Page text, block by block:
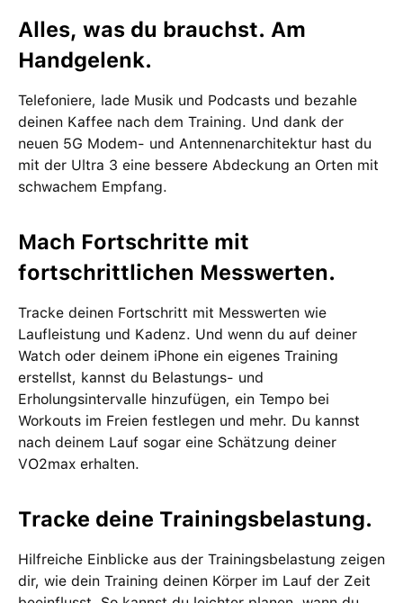
Alles, was du brauchst. Am
Handgelenk.
Telefoniere, lade Musik und Podcasts und bezahle
deinen Kaffee nach dem Training. Und dank der
neuen 5G Modem- und Antennenarchitektur hast du
mit der Ultra 3 eine bessere Abdeckung an Orten mit
schwachem Empfang.
Mach Fortschritte mit
fortschrittlichen Messwerten.
Tracke deinen Fortschritt mit Messwerten wie
Laufleistung und Kadenz. Und wenn du auf deiner
Watch oder deinem iPhone ein eigenes Training
erstellst, kannst du Belastungs- und
Erholungsintervalle hinzufügen, ein Tempo bei
Workouts im Freien festlegen und mehr. Du kannst
nach deinem Lauf sogar eine Schätzung deiner
VO2max erhalten.
Tracke deine Trainingsbelastung.
Hilfreiche Einblicke aus der Trainingsbelastung zeigen
dir, wie dein Training deinen Körper im Lauf der Zeit